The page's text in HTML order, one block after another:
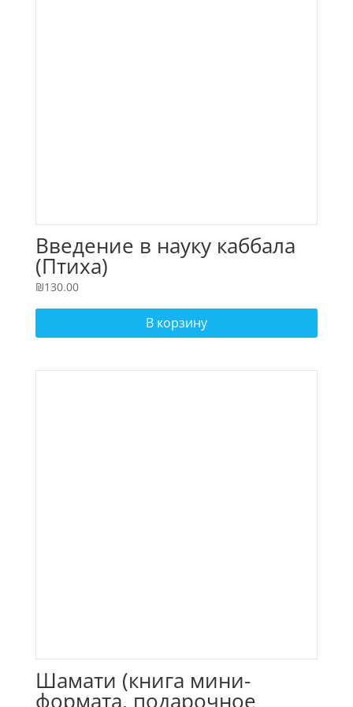
Введение в науку каббала
(Птиха)
₪130.00
В корзину
Шамати (книга мини-
формата, подарочное